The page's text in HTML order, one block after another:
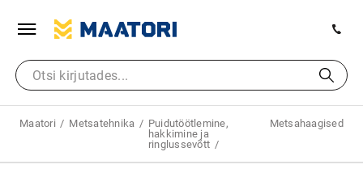
Maatori Metsatehnika
Puidutöötlemine,
hakkimine ja
ringlussevõtt
Metsahaagised